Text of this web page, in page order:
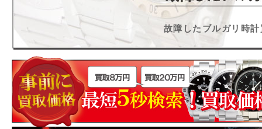
故障したブルガリ時